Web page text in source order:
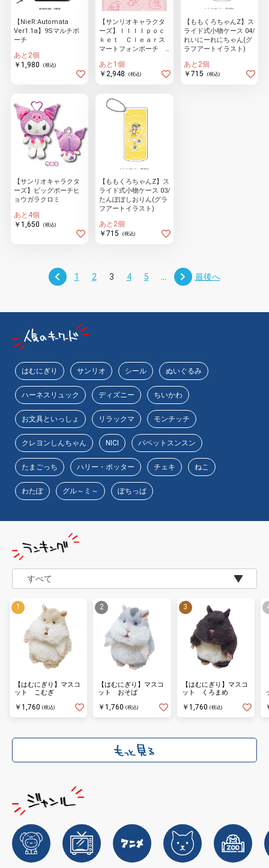
【NieR:Automata
Ver1.1a】9Sマルチポ
ーチ
あと2個
￥1,980
(税込)
【サンリオキャラクタ
ーズ】ＩＩＩＩｐｏｃ
ｋｅｔ Ｃｌｅａｒス
マートフォンポーチ
あと1個
￥2,948
(税込)
【ももくろちゃんZ】ス
ライド式小物ケース 04/
れいにーれにちゃん(グ
ラフアートイラスト)
あと2個
￥715
(税込)
【サンリオキャラクタ
ーズ】ビッグポーチヒ
ョウガラクロミ
あと4個
￥1,650
(税込)
【ももくろちゃんZ】ス
ライド式小物ケース 03/
たんぽぽしおりん(グラ
フアートイラスト)
あと2個
￥715
(税込)
1 2 3 4 5 最後へ
はむにぎり サンリオ シール ぬいぐるみ
ハーネスリュック ディズニー ちいかわ
お文具といっしょ リラックマ モンチッチ
クレヨンしんちゃん NICI パペットスンスン
たまごっち ハリー・ポッター チェキ ねこ
わたぽ グル～ミ～ ぽちっぱ
【はむにぎり】マスコ
ット こむぎ
￥1,760 (税込)
【はむにぎり】マスコ
ット おそば
￥1,760 (税込)
【はむにぎり】マスコ
ット くろまめ
￥1,760 (税込)